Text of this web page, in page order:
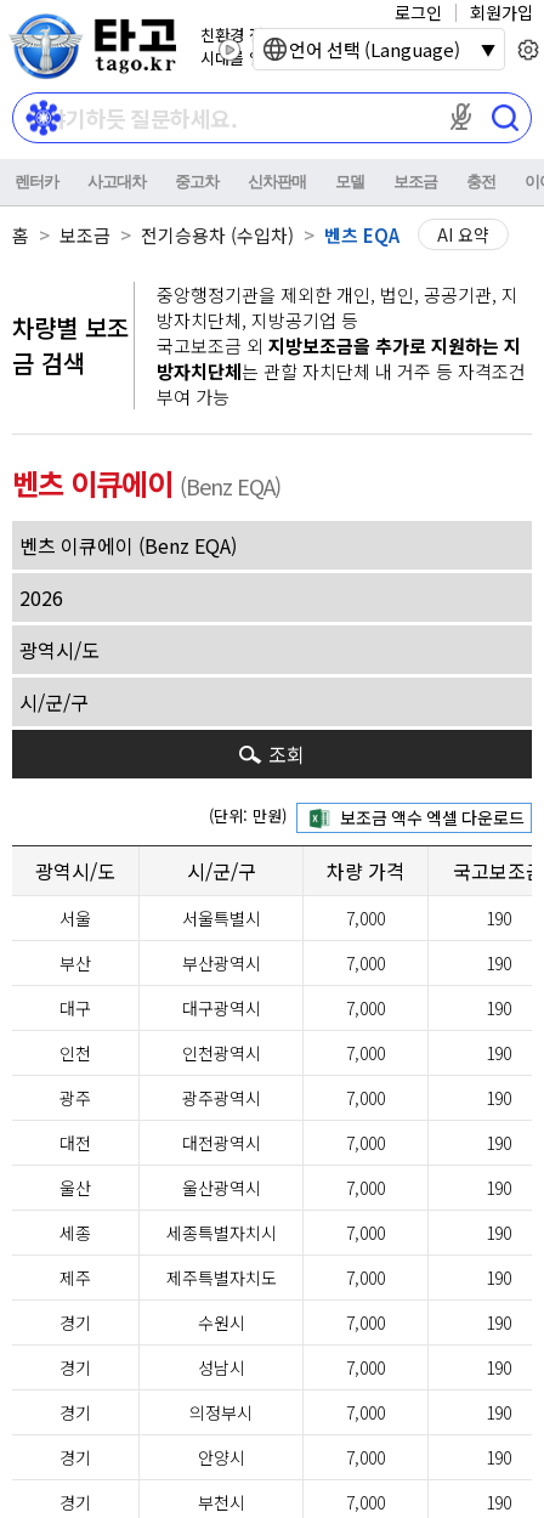
친환경 전기자동차
시대를 열어갑니다.
마이크 권한이
로그인 회원가입
렌터카 사고대차 중고차 신차판매 모델 보조금 충전 이
홈 보조금 전기승용차 (수입차) 벤츠 EQA AI 요약
차량별 보조
금 검색
중앙행정기관을 제외한 개인, 법인, 공공기관, 지
방자치단체, 지방공기업 등
국고보조금 외 지방보조금을 추가로 지원하는 지
방자치단체는 관할 자치단체 내 거주 등 자격조건
부여 가능
벤츠 이큐에이 (Benz EQA)
조회
(단위: 만원)
광역시/도 시/군/구 차량 가격 국고보조금
서울 서울특별시 7,000
190
부산
부산광역시 7,000
190
대구
대구광역시 7,000
190
인천
인천광역시 7,000
190
광주
광주광역시 7,000
190
대전
대전광역시 7,000
190
울산
울산광역시 7,000
190
세종
세종특별자치시 7,000
190
제주
제주특별자치도 7,000
190
경기
수원시 7,000
190
경기
성남시 7,000
190
경기
의정부시 7,000
190
경기
안양시 7,000
190
경기
부천시 7,000
190
언어 선택 (Language)